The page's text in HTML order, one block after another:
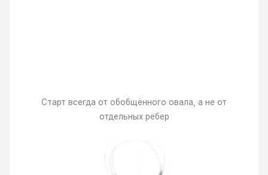
Старт всегда от обобщённого овала, а не от
отдельных рёбер